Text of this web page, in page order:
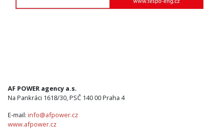
AF POWER agency a.s.
Na Pankráci 1618/30, PSČ 140 00 Praha 4
E-mail: info@afpower.cz
www.afpower.cz